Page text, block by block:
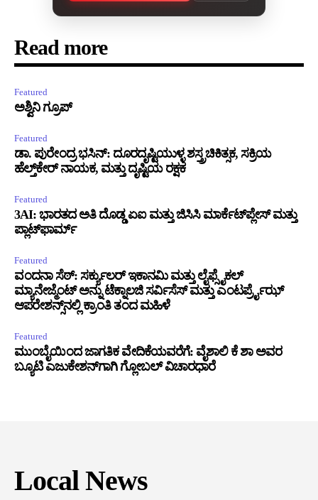
Read more
Featured
ಅಶ್ವಿನಿ ಗ್ರೂಪ್
Featured
ಡಾ. ಪುರೇಂದ್ರ ಭಸಿನ್: ದೂರದೃಷ್ಟಿಯುಳ್ಳ ಶಸ್ತ್ರಚಿಕಿತ್ಸಕ, ಸಕ್ರಿಯ
ಹೆಲ್ತ್‌ಕೇರ್ ನಾಯಕ, ಮತ್ತು ದೃಷ್ಟಿಯ ರಕ್ಷಕ
Featured
3AI: ಭಾರತದ ಅತಿ ದೊಡ್ಡ ಏಐ ಮತ್ತು ಜಿಸಿಸಿ ಮಾರ್ಕೆಟ್‌ಪ್ಲೇಸ್ ಮತ್ತು
ಪ್ಲಾಟ್‌ಫಾರ್ಮ್
Featured
ವಂದನಾ ಸೆಠ್: ಸರ್ಕ್ಯುಲರ್ ಇಕಾನಮಿ ಮತ್ತು ಲೈಫ್ಸೈಕಲ್
ಮ್ಯಾನೇಜ್ಮೆಂಟ್ ಅನ್ನು ಟೆಕ್ನಾಲಜಿ ಸರ್ವಿಸೆಸ್ ಮತ್ತು ಎಂಟರ್ಪ್ರೈಝ್
ಆಪರೇಶನ್ಸ್‌ನಲ್ಲಿ ಕ್ರಾಂತಿ ತಂದ ಮಹಿಳೆ
Featured
ಮುಂಬೈಯಿಂದ ಜಾಗತಿಕ ವೇದಿಕೆಯವರೆಗೆ: ವೈಶಾಲಿ ಕೆ ಶಾ ಅವರ
ಬ್ಯೂಟಿ ಎಜುಕೇಶನ್‌ಗಾಗಿ ಗ್ಲೋಬಲ್ ವಿಚಾರಧಾರೆ
Local News